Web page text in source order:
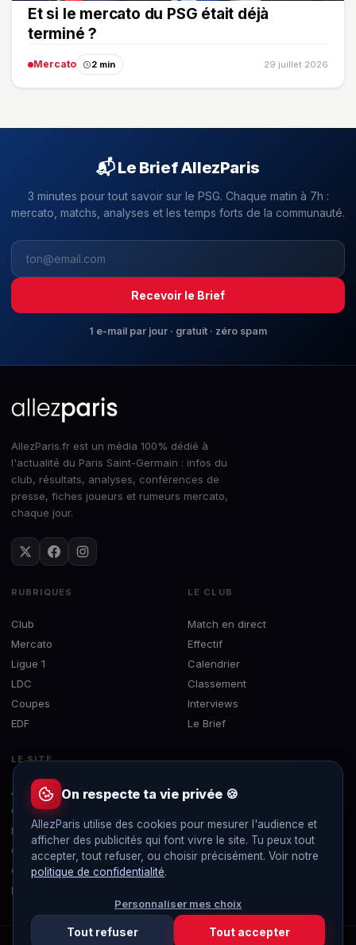
Et si le mercato du PSG était déjà
terminé ?
Mercato 2 min 29 juillet 2026
📬 Le Brief AllezParis
3 minutes pour tout savoir sur le PSG. Chaque matin à 7h :
mercato, matchs, analyses et les temps forts de la communauté.
Recevoir le Brief
1 e-mail par jour · gratuit · zéro spam
AllezParis.fr est un média 100% dédié à
l'actualité du Paris Saint-Germain : infos du
club, résultats, analyses, conférences de
presse, fiches joueurs et rumeurs mercato,
chaque jour.
RUBRIQUES
Club
Mercato
Ligue 1
LDC
Coupes
EDF
LE CLUB
Match en direct
Effectif
Calendrier
Classement
Interviews
Le Brief
LE SITE
À propos
Contact
Mentions légales
Confidentialité
Gérer les cookies
Flux RSS
On respecte ta vie privée 🍪
AllezParis utilise des cookies pour mesurer l'audience et
afficher des publicités qui font vivre le site. Tu peux tout
accepter, tout refuser, ou choisir précisément. Voir notre
politique de confidentialité.
Personnaliser mes choix
Tout refuser Tout accepter